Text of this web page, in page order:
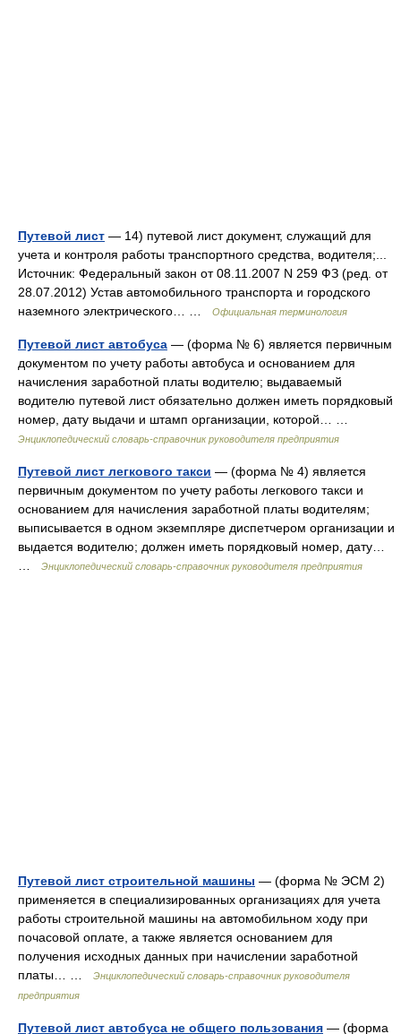
Путевой лист — 14) путевой лист документ, служащий для
учета и контроля работы транспортного средства, водителя;...
Источник: Федеральный закон от 08.11.2007 N 259 ФЗ (ред. от
28.07.2012) Устав автомобильного транспорта и городского
наземного электрического… …
Официальная терминология
Путевой лист автобуса — (форма № 6) является первичным
документом по учету работы автобуса и основанием для
начисления заработной платы водителю; выдаваемый
водителю путевой лист обязательно должен иметь порядковый
номер, дату выдачи и штамп организации, которой… …
Энциклопедический словарь-справочник руководителя предприятия
Путевой лист легкового такси — (форма № 4) является
первичным документом по учету работы легкового такси и
основанием для начисления заработной платы водителям;
выписывается в одном экземпляре диспетчером организации и
выдается водителю; должен иметь порядковый номер, дату…
Энциклопедический словарь-справочник руководителя предприятия
Путевой лист строительной машины — (форма № ЭСМ 2)
применяется в специализированных организациях для учета
работы строительной машины на автомобильном ходу при
почасовой оплате, а также является основанием для
получения исходных данных при начислении заработной
платы… …
Энциклопедический словарь-справочник руководителя
предприятия
Путевой лист автобуса не общего пользования — (форма